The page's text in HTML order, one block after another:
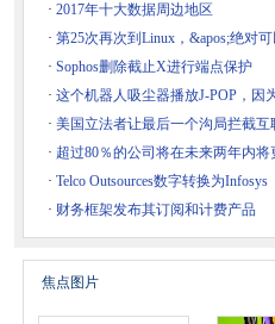
· 2017年十大数据周边地区
· 第25次再次到Linux，&apos;绝对
· Sophos删除截止X进行端点保护
· 这个机器人吸尘器播放J-POP，因
· 美国立法者让最后一个沟局拦截互
· 超过80％的公司将在未来两年内
· Telco Outsources数字转换为Infosys
· 财务框架发布其订阅和计费产品
焦点图片